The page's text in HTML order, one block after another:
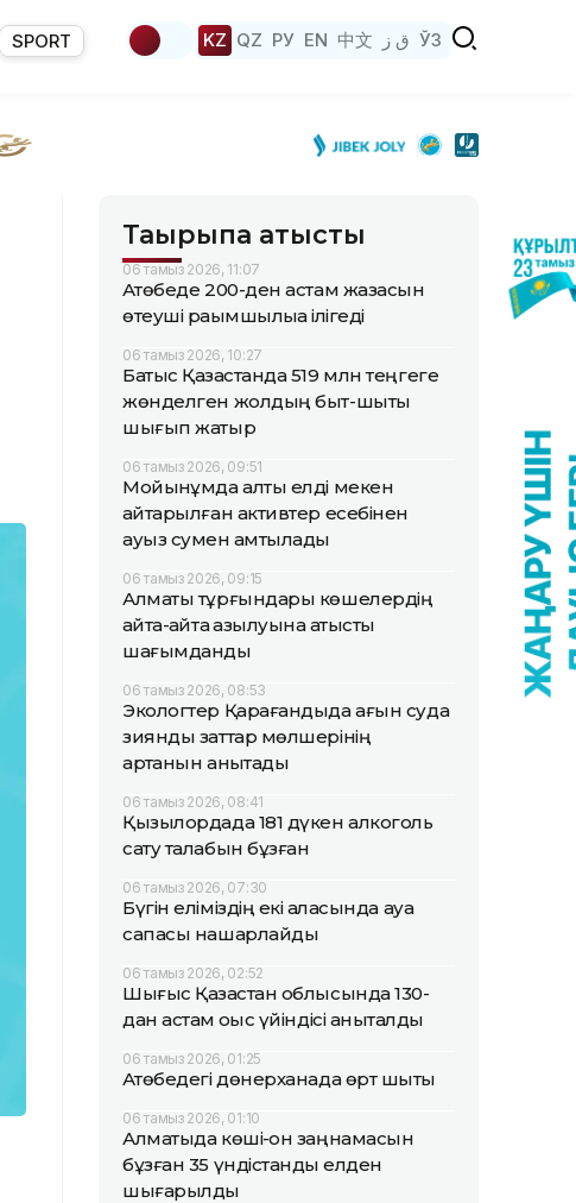
SPORT KZ QZ РУ EN 中文 ق ز ЎЗ
Тақырыпқа қатысты
06 тамыз 2026, 11:07
Ақтөбеде 200-ден астам жазасын
өтеуші рақымшылыққа ілігеді
06 тамыз 2026, 10:27
Батыс Қазақстанда 519 млн теңгеге
жөнделген жолдың быт-шыты
шығып жатыр
06 тамыз 2026, 09:51
Мойынқұмда алты елді мекен
қайтарылған активтер есебінен
ауыз сумен қамтылады
06 тамыз 2026, 09:15
Алматы тұрғындары көшелердің
қайта-қайта қазылуына қатысты
шағымданды
06 тамыз 2026, 08:53
Экологтер Қарағандыда ағын суда
зиянды заттар мөлшерінің
артқанын анықтады
06 тамыз 2026, 08:41
Қызылордада 181 дүкен алкоголь
сату талабын бұзған
06 тамыз 2026, 07:30
Бүгін еліміздің екі қаласында ауа
сапасы нашарлайды
06 тамыз 2026, 02:52
Шығыс Қазақстан облысында 130-
дан астам қоқыс үйіндісі анықталды
06 тамыз 2026, 01:25
Ақтөбедегі дөнерханада өрт шықты
06 тамыз 2026, 01:10
Алматыда көші-қон заңнамасын
бұзған 35 үндістандық елден
шығарылды